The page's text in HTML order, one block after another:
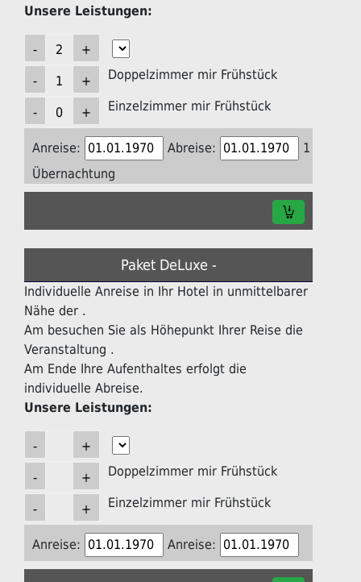
Unsere Leistungen:
Doppelzimmer mir Frühstück
Einzelzimmer mir Frühstück
Anreise: Abreise:
1
Übernachtung
Paket DeLuxe -
Individuelle Anreise in Ihr Hotel in unmittelbarer
Nähe der .
Am besuchen Sie als Höhepunkt Ihrer Reise die
Veranstaltung .
Am Ende Ihre Aufenthaltes erfolgt die
individuelle Abreise.
Unsere Leistungen:
Doppelzimmer mir Frühstück
Einzelzimmer mir Frühstück
Anreise: Anreise: